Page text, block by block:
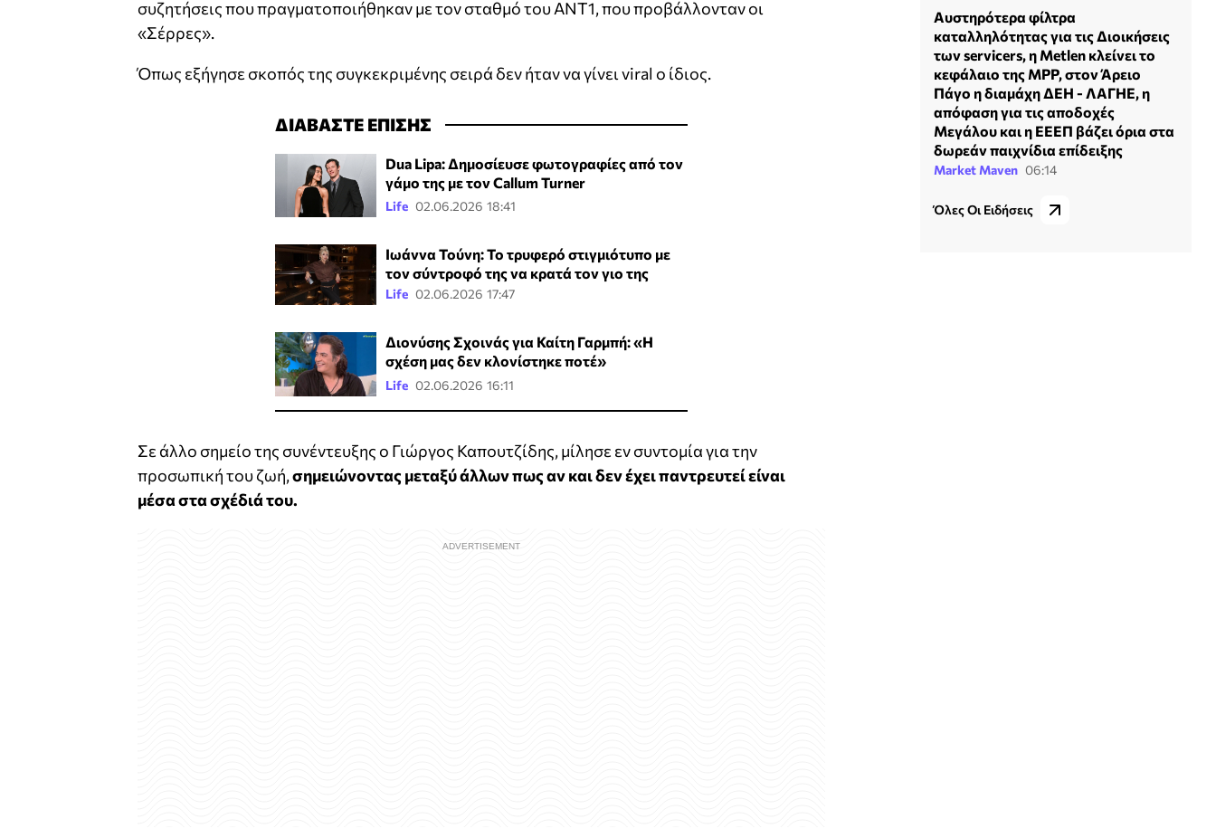
συζητήσεις που πραγματοποιήθηκαν με τον σταθμό του ΑΝΤ1, που προβάλλονταν οι
«Σέρρες».
Όπως εξήγησε σκοπός της συγκεκριμένης σειρά δεν ήταν να γίνει viral ο ίδιος.
ΔΙΑΒΑΣΤΕ ΕΠΙΣΗΣ
Dua Lipa: Δημοσίευσε φωτογραφίες από τον
γάμο της με τον Callum Turner
Life 02.06.2026 18:41
Ιωάννα Τούνη: Το τρυφερό στιγμιότυπο με
τον σύντροφό της να κρατά τον γιο της
Life 02.06.2026 17:47
Διονύσης Σχοινάς για Καίτη Γαρμπή: «Η
σχέση μας δεν κλονίστηκε ποτέ»
Life 02.06.2026 16:11
Σε άλλο σημείο της συνέντευξης ο Γιώργος Καπουτζίδης, μίλησε εν συντομία για την
προσωπική του ζωή,σημειώνοντας μεταξύ άλλων πως αν και δεν έχει παντρευτεί είναι
μέσα στα σχέδιά του.
Αυστηρότερα φίλτρα
καταλληλότητας για τις Διοικήσεις
των servicers, η Metlen κλείνει το
κεφάλαιο της MPP, στον Άρειο
Πάγο η διαμάχη ΔΕΗ - ΛΑΓΗΕ, η
απόφαση για τις αποδοχές
Μεγάλου και η ΕΕΕΠ βάζει όρια στα
δωρεάν παιχνίδια επίδειξης
Market Maven 06:14
Όλες Οι Ειδήσεις